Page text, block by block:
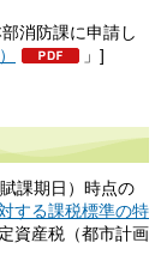
消防課に申請し
」]
課期日）時点の
する課税標準の特
資産税（都市計画